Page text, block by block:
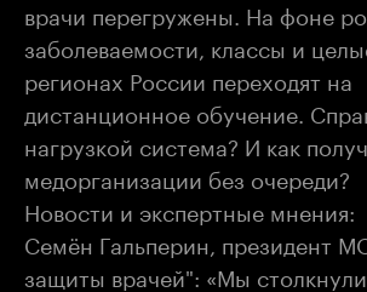
врачи перегружены. На фоне
заболеваемости, классы и
регионах России переходят на
дистанционное обучение.
нагрузкой система? И как
медорганизации без очереди?
Новости и экспертные мнения:
Семён Гальперин, президент
защиты врачей": «Мы